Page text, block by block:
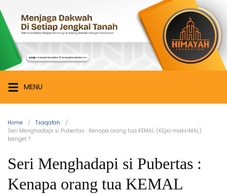
to
content
Himayah
Foundation
Menjaga
Dakwah
di
Setiap
Jengkal
MENU
Home
Tsaqafah
Seri Menghadapi si Pubertas : Kenapa orang tua KEMAL (KEpo maksiMAL)
banget ?
Seri Menghadapi si Pubertas :
Kenapa orang tua KEMAL